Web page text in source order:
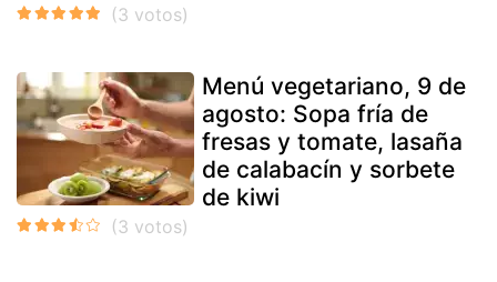
Menú vegetariano, 9 de
agosto: Sopa fría de
fresas y tomate, lasaña
de calabacín y sorbete
de kiwi